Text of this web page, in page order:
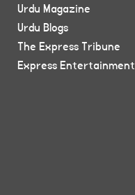
Urdu Magazine
Urdu Blogs
The Express Tribune
Express Entertainment